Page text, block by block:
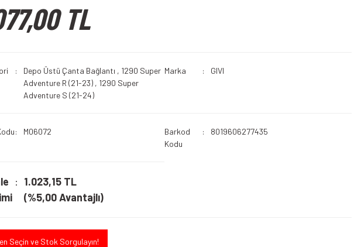
TL
Depo Üstü Çanta Bağlantı , 1290 Super
Adventure R (21-23) , 1290 Super
Adventure S (21-24)
Marka GIVI
M06072
Barkod
Kodu
8019606277435
1.023,15 TL
(%5,00 Avantajlı)
Seçin ve Stok Sorgulayın!